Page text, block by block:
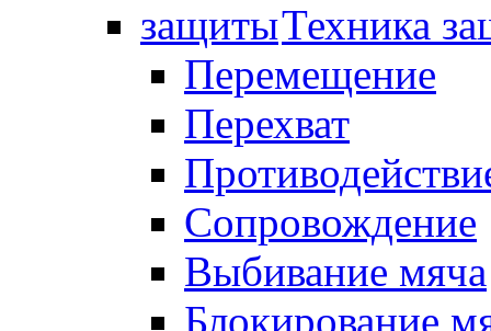
Техника
Перемещение
Перехват
Сопровождение
Выбивание мяча
Блокирование